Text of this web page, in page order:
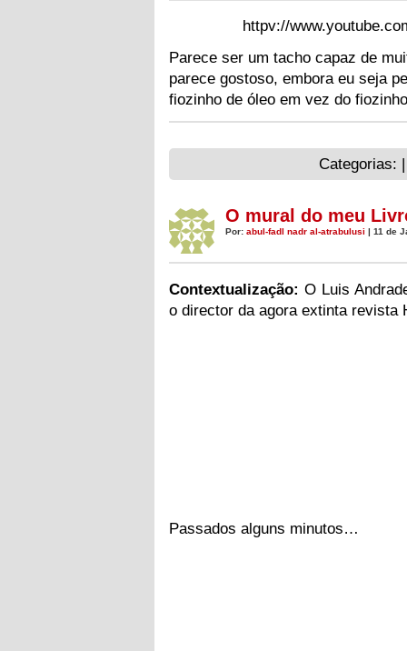
httpv://
Parece ser um tacho capaz de
parece gostoso, embora eu seja
fiozinho de óleo em vez do
Categorias:
O mural do meu
Por: abul-fadl nadr al-atrabulusi | 11 de
Contextualização: O Luis
o director da agora extinta revista
Passados alguns minutos…